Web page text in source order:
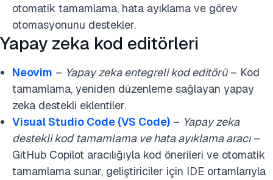
otomatik tamamlama, hata ayıklama ve görev
otomasyonunu destekler.
Yapay zeka kod editörleri
Neovim – Yapay zeka entegreli kod editörü– Kod
tamamlama, yeniden düzenleme sağlayan yapay
zeka destekli eklentiler.
Visual Studio Code (VS Code) – Yapay zeka
destekli kod tamamlama ve hata ayıklama aracı–
GitHub Copilot aracılığıyla kod önerileri ve otomatik
tamamlama sunar, geliştiriciler için IDE ortamlarıyla